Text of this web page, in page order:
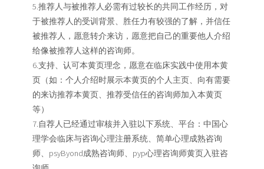
5.推荐人与被推荐人必需有过较长的共同工作经历，对
于被推荐人的受训背景、胜任力有较强的了解，并信任
被推荐人，愿意转介来访，愿意把自己的重要他人介绍
给像被推荐人这样的咨询师。
6.支持、认可本黄页理念，愿意在临床实践中使用本黄
页（如：个人介绍时展示本黄页的个人主页、向有需要
的来访推荐本黄页、推荐受信任的咨询师加入本黄页
等）
7.自荐人已经通过审核并入驻以下系统、平台：中国心
理学会临床与咨询心理注册系统、简单心理成熟咨询
师、psyByond成熟咨询师、pyp心理咨询师黄页入驻咨